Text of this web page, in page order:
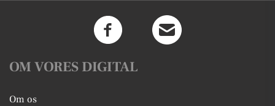
OM VORES DIGITAL
Om os